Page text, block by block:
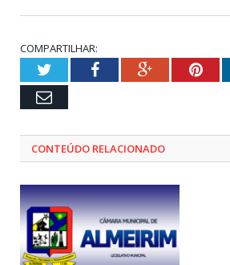
COMPARTILHAR:
TwitterFacebookGoogle+
Email
CONTEÚDO RELACIONADO